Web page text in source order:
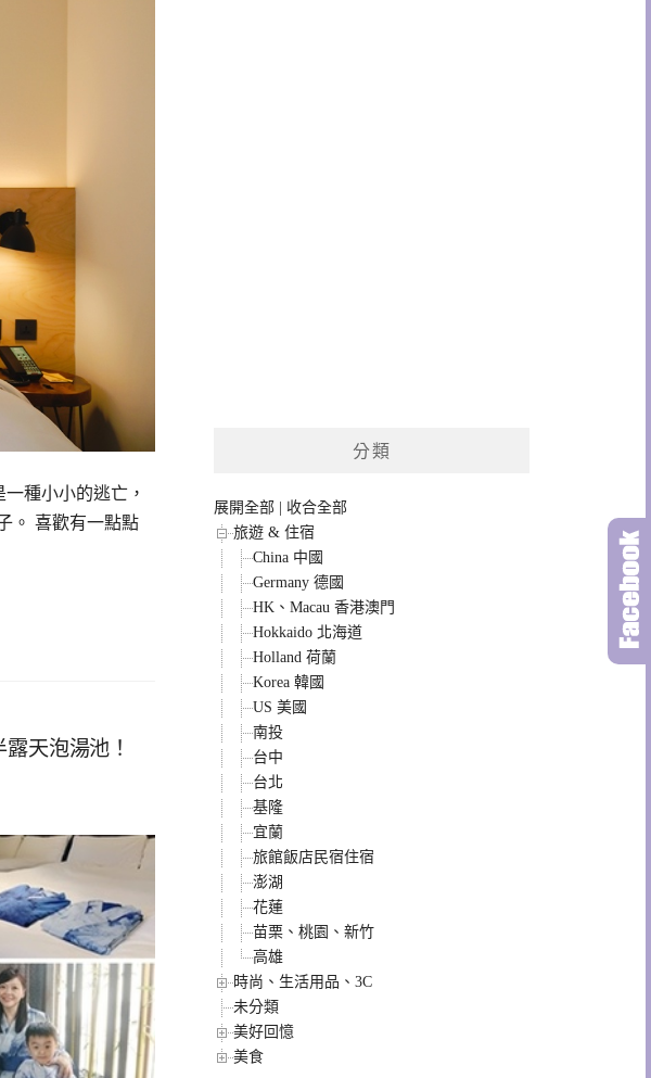
種小小的逃亡，
。 喜歡有一點點
天泡湯池！
分類
展開全部
收合全部
旅遊 & 住宿
China 中國
Germany 德國
HK、Macau 香港澳門
Hokkaido 北海道
Holland 荷蘭
Korea 韓國
US 美國
南投
台中
台北
基隆
宜蘭
旅館飯店民宿住宿
澎湖
花蓮
苗栗、桃園、新竹
高雄
時尚、生活用品、3C
未分類
美好回憶
美食